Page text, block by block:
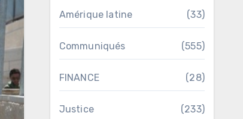
Amérique latine (33)
Communiqués (555)
FINANCE (28)
Justice (233)